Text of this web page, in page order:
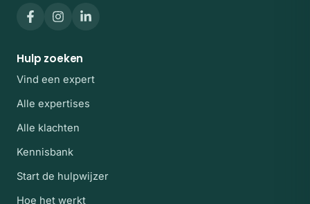
Hulp zoeken
Vind een expert
Alle expertises
Alle klachten
Kennisbank
Start de hulpwijzer
Hoe het werkt